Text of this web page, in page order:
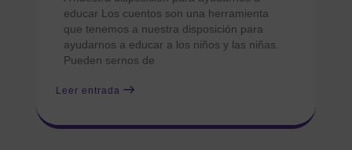
educar Los cuentos son una herramienta
que tenemos a nuestra disposición para
ayudarnos a educar a los niños y las niñas.
Pueden sernos de
Leer entrada